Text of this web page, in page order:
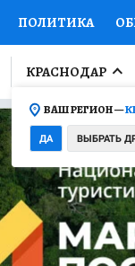
ПОЛИТИКА
ОТКРЫВАЕМ МИР
ПРОМОКОДЫ
САЙТЕ
КРАСНОДАР
ВАШ РЕГИОН —
ДА ВЫБРАТЬ